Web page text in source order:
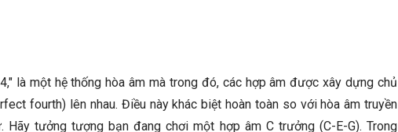
là một hệ thống hòa âm mà trong đó, các hợp âm được xây dựng chủ
fourth) lên nhau. Điều này khác biệt hoàn toàn so với hòa âm truyền
tưởng tượng bạn đang chơi một hợp âm C trưởng (C-E-G). Trong